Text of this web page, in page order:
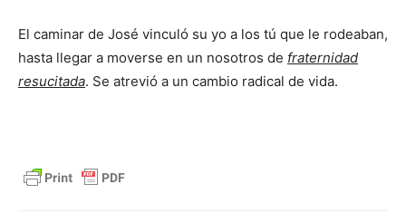
El caminar de José vinculó su yo a los tú que le rodeaban,
hasta llegar a moverse en un nosotros de fraternidad
resucitada. Se atrevió a un cambio radical de vida.